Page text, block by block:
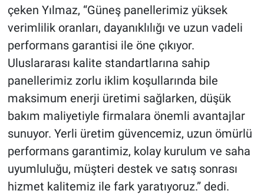
çeken Yılmaz, “Güneş panellerimiz yüksek
verimlilik oranları, dayanıklılığı ve uzun vadeli
performans garantisi ile öne çıkıyor.
Uluslararası kalite standartlarına sahip
panellerimiz zorlu iklim koşullarında bile
maksimum enerji üretimi sağlarken, düşük
bakım maliyetiyle firmalara önemli avantajlar
sunuyor. Yerli üretim güvencemiz, uzun ömürlü
performans garantimiz, kolay kurulum ve saha
uyumluluğu, müşteri destek ve satış sonrası
hizmet kalitemiz ile fark yaratıyoruz.” dedi.